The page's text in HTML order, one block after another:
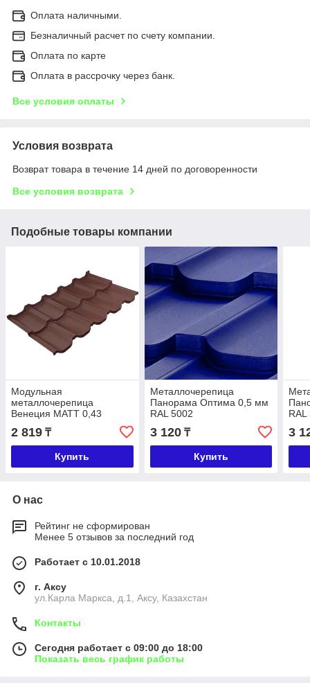
Оплата наличными.
Безналичный расчет по счету компании.
Оплата по карте
Оплата в рассрочку через банк.
Все условия оплаты
Условия возврата
Возврат товара в течение 14 дней по договоренности
Все условия возврата
Подобные товары компании
Модульная
металлочерепица
Венеция МАТТ 0,43
2 819 ₸
Купить
Металлочерепица
Панорама Оптима 0,5 мм
RAL 5002
3 120₸
Купить
RAL
3
О нас
Рейтинг не сформирован
Менее 5 отзывов за последний год
Работает с 10.01.2018
г. Аксу
ул.Карла Маркса, д.1, Аксу, Казахстан
Контакты
Сегодня работает с 09:00 до 18:00
Показать весь график работы